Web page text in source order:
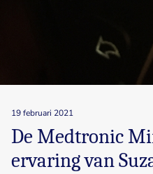
19 februari 2021
De Medtronic
ervaring van